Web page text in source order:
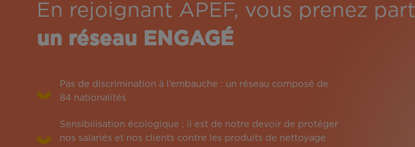
En rejoignant APEF, vous prenez part
un réseau ENGAGÉ
Pas de discrimination à l’embauche : un réseau composé de
84 nationalités
Sensibilisation écologique : il est de notre devoir de protéger
nos salariés et nos clients contre les produits de nettoyage